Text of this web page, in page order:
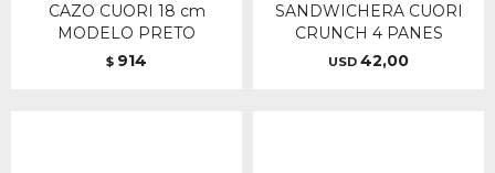
CAZO CUORI 18 cm
MODELO PRETO
$ 914
SANDWICHERA CUORI
CRUNCH 4 PANES
USD 42,00